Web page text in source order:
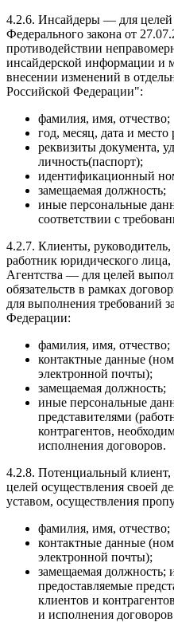
4.2.6. Инсайдеры — для целей
Федерального закона от
противодействии
инсайдерской информации и
внесении изменений в
Российской Федерации":
фамилия, имя, отчество;
год, месяц, дата и место
реквизиты документа,
личность(паспорт);
идентификационный
замещаемая должность;
иные персональные
соответствии с
4.2.7. Клиенты,
работник юридического
Агентства — для целей
обязательств в рамках
для выполнения требований
Федерации:
фамилия, имя, отчество;
контактные данные
электронной почты);
замещаемая должность;
иные персональные
представителями
контрагентов,
исполнения договоров.
4.2.8. Потенциальный
целей осуществления своей
уставом, осуществления
фамилия, имя, отчество;
контактные данные
электронной почты);
замещаемая должность;
предоставляемые
клиентов и
и исполнения